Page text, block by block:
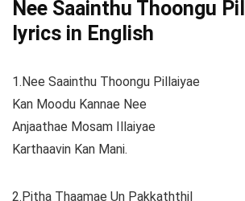
Nee Saainthu Thoongu
lyrics in English
1.Nee Saainthu Thoongu Pillaiyae
Kan Moodu Kannae Nee
Anjaathae Mosam Illaiyae
Karthaavin Kan Mani.
2.Pitha Thaamae Un Pakkaththil